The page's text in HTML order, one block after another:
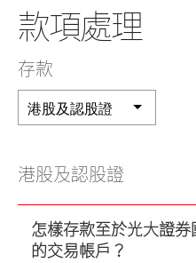
財富管理
期貨合約
股票期權
認股證
外匯服務
交易所買賣基金
光證財富高
報價服務
帳戶
產品
表格
EN 繁
款項處理
存款
港股及認股證
港股及認股證
怎樣存款至於光大證
的交易帳戶？